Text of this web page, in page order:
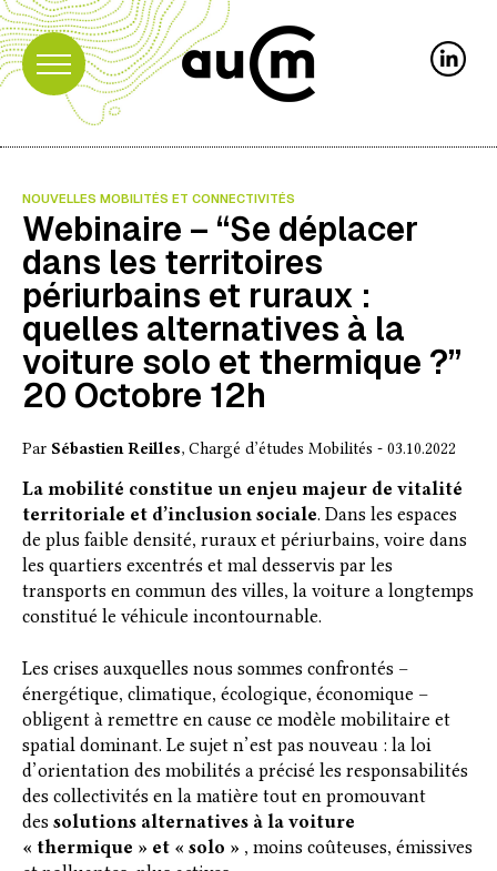
NOUVELLES MOBILITÉS ET CONNECTIVITÉS
Webinaire – “Se déplacer
dans les territoires
périurbains et ruraux :
quelles alternatives à la
voiture solo et thermique ?”
20 Octobre 12h
Par Sébastien Reilles, Chargé d’études Mobilités - 03.10.2022
La mobilité constitue un enjeu majeur de vitalité
territoriale et d’inclusion sociale. Dans les espaces
de plus faible densité, ruraux et périurbains, voire dans
les quartiers excentrés et mal desservis par les
transports en commun des villes, la voiture a longtemps
constitué le véhicule incontournable.
Les crises auxquelles nous sommes confrontés –
énergétique, climatique, écologique, économique –
obligent à remettre en cause ce modèle mobilitaire et
spatial dominant. Le sujet n’est pas nouveau : la loi
d’orientation des mobilités a précisé les responsabilités
des collectivités en la matière tout en promouvant
des solutions alternatives à la voiture
« thermique » et « solo » , moins coûteuses, émissives